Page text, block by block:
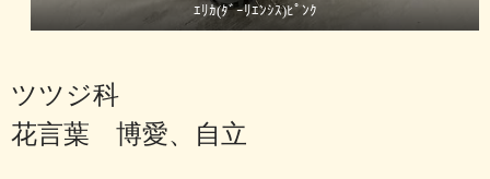
ｴﾘｶ(ﾀﾞｰﾘｴﾝｼｽ)ﾋﾟﾝｸ
ツツジ科
花言葉 博愛、自立